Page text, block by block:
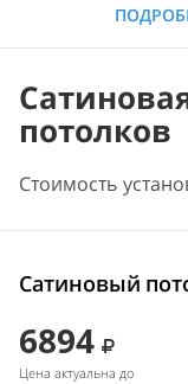
потолков
Стоимость
Сатиновый
6894
Цена актуальна до